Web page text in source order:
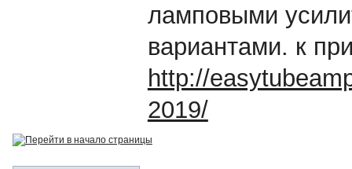
ламповыми
вариантами. к
http://
2019/